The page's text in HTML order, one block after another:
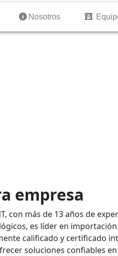
Nosotros
Nosotros
empresa
con más de 13 años de
es líder en
calificado y certificado
soluciones confiables